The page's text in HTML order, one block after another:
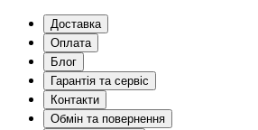
Доставка
Оплата
Блог
Гарантія та сервіс
Контакти
Обмін та повернення